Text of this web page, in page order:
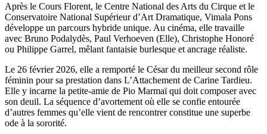
Après le Cours Florent, le Centre National des Arts du Cirque et le
Conservatoire National Supérieur d’Art Dramatique, Vimala Pons
développe un parcours hybride unique. Au cinéma, elle travaille
avec Bruno Podalydès, Paul Verhoeven (Elle), Christophe Honoré
ou Philippe Garrel, mêlant fantaisie burlesque et ancrage réaliste.
Le 26 février 2026, elle a remporté le César du meilleur second rôle
féminin pour sa prestation dans L’Attachement de Carine Tardieu.
Elle y incarne la petite-amie de Pio Marmaï qui doit composer avec
son deuil. La séquence d’avortement où elle se confie entourée
d’autres femmes qu’elle vient de rencontrer constitue une superbe
ode à la sororité.